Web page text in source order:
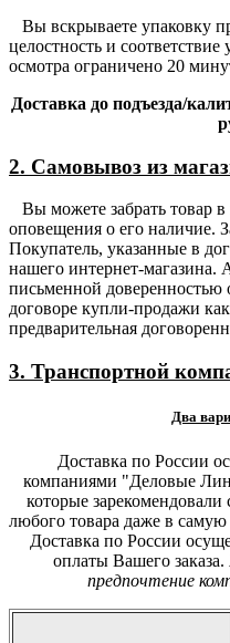
Вы вскрываете упаковку
целостность и
осмотра ограничено 20
Доставка до подъезда/
2. Самовывоз из
Вы можете забрать товар
оповещения о его наличие.
Покупатель, указанные в
нашего интернет-магазина.
письменной доверенностью
договоре купли-продажи
предварительная
3. Транспортной
Два
Доставка по России
компаниями "Деловые
которые
любого товара даже в
Доставка по России
оплаты Вашего заказа.
предпочтение